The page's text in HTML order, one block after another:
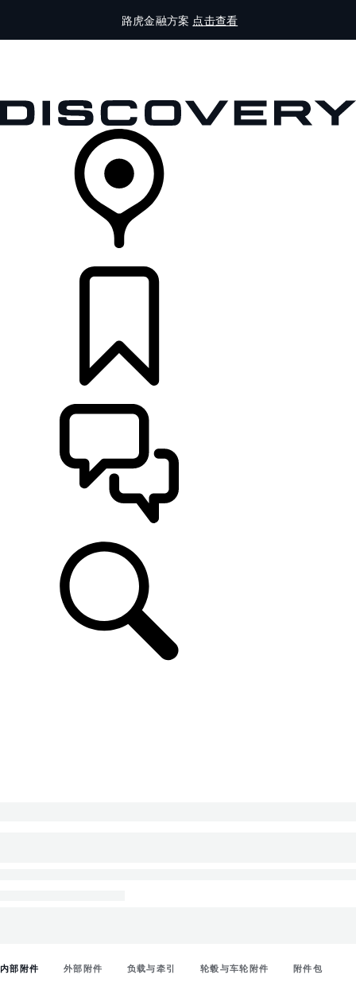
路虎金融方案 点击查看
内部附件 外部附件 负载与牵引 轮毂与车轮附件 附件包